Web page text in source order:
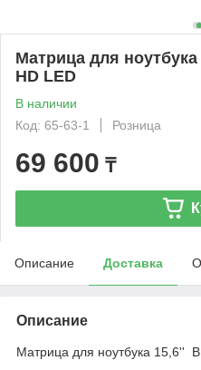
Матрица для ноутбука
HD LED
В наличии
Код: 65-63-1
Розница
69 600 ₸
Описание Доставка
Описание
Матрица для ноутбука 15,6''